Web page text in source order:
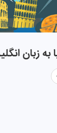
به زبان